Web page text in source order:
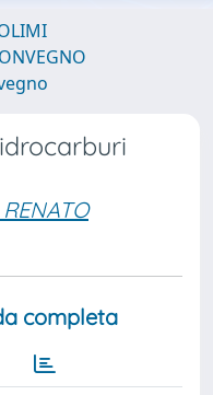
completa